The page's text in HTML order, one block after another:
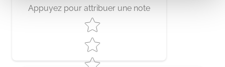
Appuyez pour attribuer une note
Star rating